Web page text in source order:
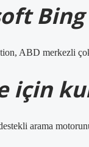
ABD merkezli
için
arama